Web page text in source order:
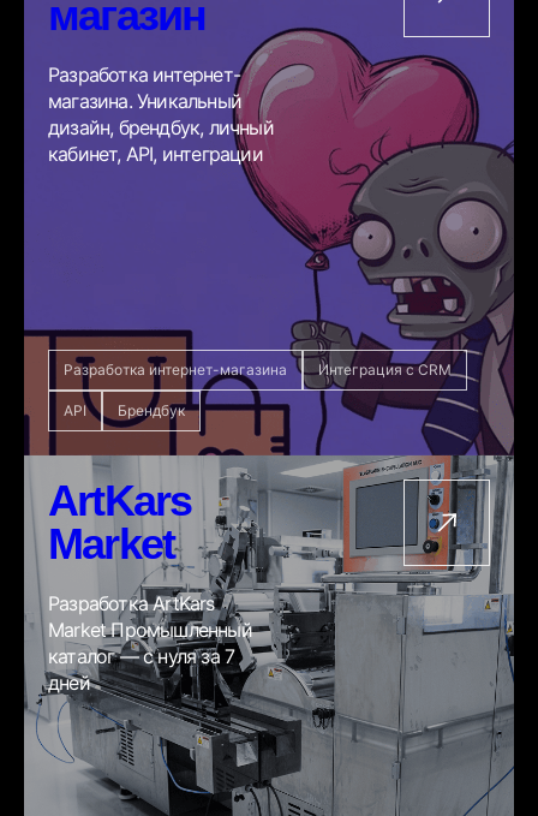
магазин
Разработка интернет-
магазина. Уникальный
дизайн, брендбук, личный
кабинет, API, интеграции
Разработка интернет-магазина Интеграция с CRM
API Брендбук
ArtKars
Market
Разработка ArtKars
Market Промышленный
каталог — с нуля за 7
дней